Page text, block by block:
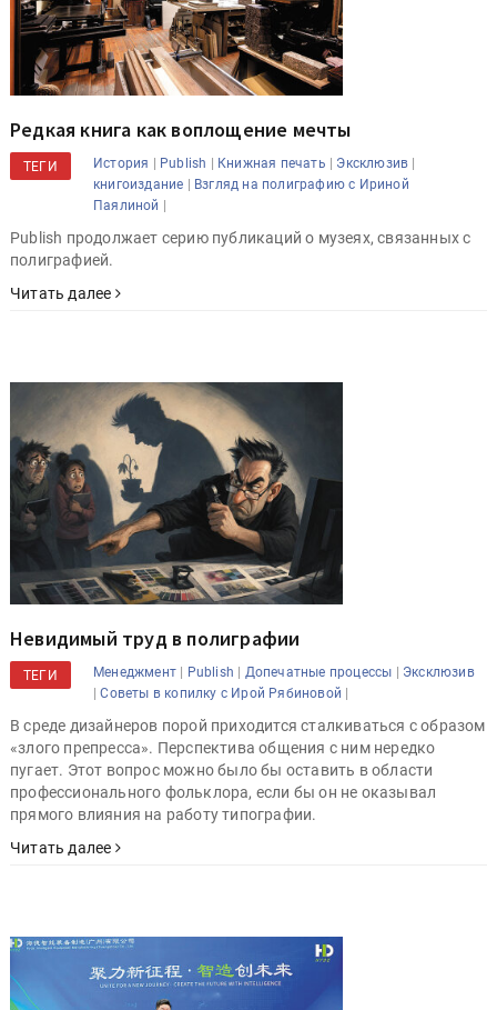
Редкая книга как воплощение мечты
ТЕГИ История | Publish | Книжная печать | Эксклюзив |
книгоиздание | Взгляд на полиграфию с Ириной
Паялиной |
Publish продолжает серию публикаций о музеях, связанных с
полиграфией.
Читать далее
Невидимый труд в полиграфии
ТЕГИ Менеджмент | Publish | Допечатные процессы | Эксклюзив
|Советы в копилку с Ирой Рябиновой |
В среде дизайнеров порой приходится сталкиваться с образом
«злого препресса». Перспектива общения с ним нередко
пугает. Этот вопрос можно было бы оставить в области
профессионального фольклора, если бы он не оказывал
прямого влияния на работу типографии.
Читать далее